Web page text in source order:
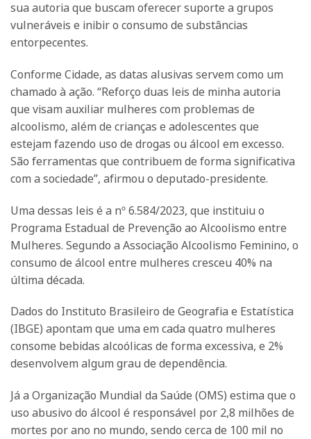
sua autoria que buscam oferecer suporte a grupos
vulneráveis e inibir o consumo de substâncias
entorpecentes.
Conforme Cidade, as datas alusivas servem como um
chamado à ação. “Reforço duas leis de minha autoria
que visam auxiliar mulheres com problemas de
alcoolismo, além de crianças e adolescentes que
estejam fazendo uso de drogas ou álcool em excesso.
São ferramentas que contribuem de forma significativa
com a sociedade”, afirmou o deputado-presidente.
Uma dessas leis é a nº 6.584/2023, que instituiu o
Programa Estadual de Prevenção ao Alcoolismo entre
Mulheres. Segundo a Associação Alcoolismo Feminino, o
consumo de álcool entre mulheres cresceu 40% na
última década.
Dados do Instituto Brasileiro de Geografia e Estatística
(IBGE) apontam que uma em cada quatro mulheres
consome bebidas alcoólicas de forma excessiva, e 2%
desenvolvem algum grau de dependência.
Já a Organização Mundial da Saúde (OMS) estima que o
uso abusivo do álcool é responsável por 2,8 milhões de
mortes por ano no mundo, sendo cerca de 100 mil no